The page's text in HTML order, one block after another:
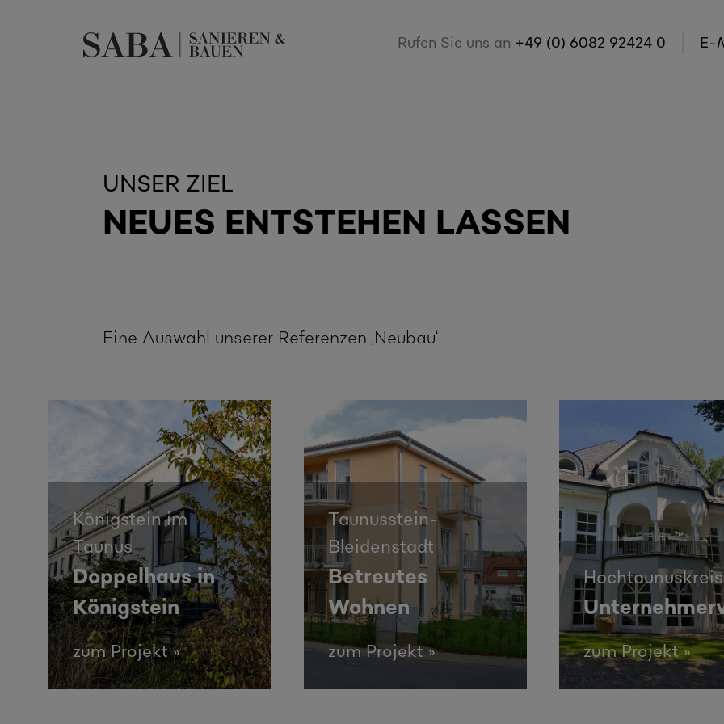
Rufen Sie uns an +49 (0) 6082 92424 0 E-
UNSER ZIEL
NEUES ENTSTEHEN LASSEN
Eine Auswahl unserer Referenzen ‚Neubau‘
Königstein im
Taunus
Doppelhaus in
Königstein
zum Projekt »
Taunusstein-
Bleidenstadt
Betreutes
Wohnen
zum Projekt »
Hochtaunuskreis
zum Projekt »